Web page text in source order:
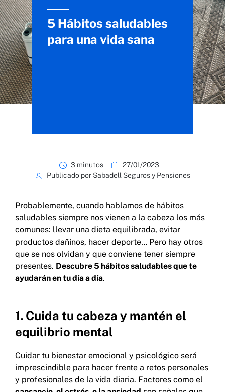
5 Hábitos saludables
para una vida sana
3 minutos
27/01/2023
Publicado por Sabadell Seguros y Pensiones
Probablemente, cuando hablamos de hábitos
saludables siempre nos vienen a la cabeza los más
comunes: llevar una dieta equilibrada, evitar
productos dañinos, hacer deporte… Pero hay otros
que se nos olvidan y que conviene tener siempre
presentes. Descubre 5 hábitos saludables que te
ayudarán en tu día a día.
1. Cuida tu cabeza y mantén el
equilibrio mental
Cuidar tu bienestar emocional y psicológico será
imprescindible para hacer frente a retos personales
y profesionales de la vida diaria. Factores como el